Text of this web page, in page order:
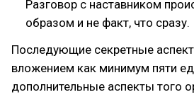
Разговор с наставником
образом и не факт, что сразу.
Последующие секретные
вложением как минимум пяти
дополнительные аспекты того